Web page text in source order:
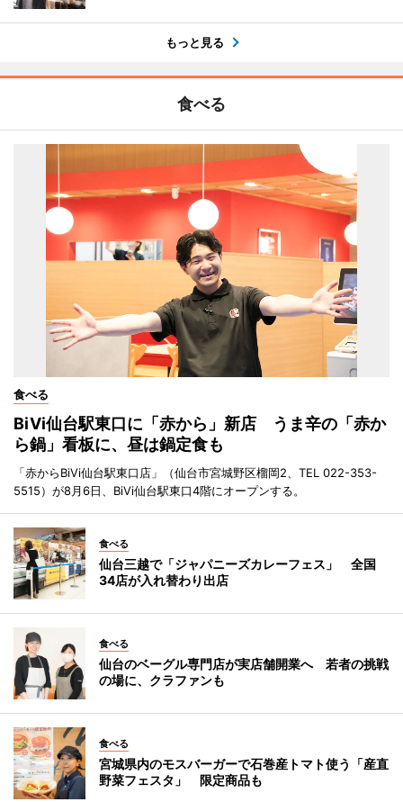
もっと見る
食べる
食べる
BiVi仙台駅東口に「赤から」新店 うま辛の「赤か
ら鍋」看板に、昼は鍋定食も
「赤からBiVi仙台駅東口店」（仙台市宮城野区榴岡2、TEL 022-353-
5515）が8月6日、BiVi仙台駅東口4階にオープンする。
食べる
仙台三越で「ジャパニーズカレーフェス」 全国
34店が入れ替わり出店
食べる
仙台のベーグル専門店が実店舗開業へ 若者の挑戦
の場に、クラファンも
食べる
宮城県内のモスバーガーで石巻産トマト使う「産直
野菜フェスタ」 限定商品も